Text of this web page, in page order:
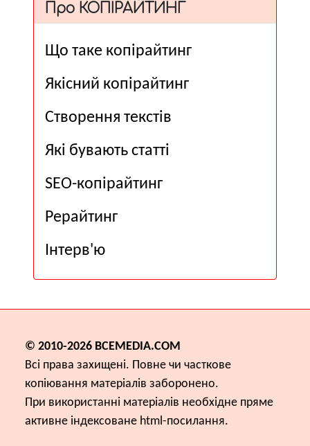
Про КОПІРАЙТИНГ
Що таке копірайтинг
Якісний копірайтинг
Створення текстів
Які бувають статті
SEO-копірайтинг
Рерайтинг
Інтерв'ю
© 2010-2026 ВСЕМЕDІА.COM
Всі права захищені. Повне чи часткове
копіювання матеріалів заборонено.
При використанні матеріалів необхідне пряме
активне індексоване html-посилання.